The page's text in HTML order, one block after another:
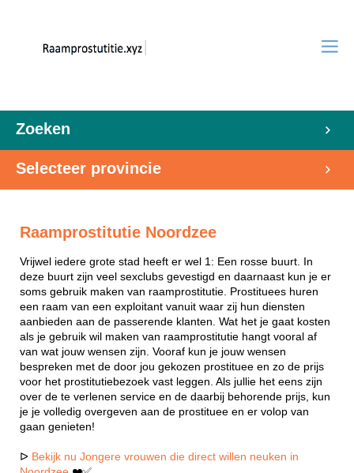
Zoeken
Selecteer provincie
Raamprostitutie Noordzee
Vrijwel iedere grote stad heeft er wel 1: Een rosse buurt. In
deze buurt zijn veel sexclubs gevestigd en daarnaast kun je er
soms gebruik maken van raamprostitutie. Prostituees huren
een raam van een exploitant vanuit waar zij hun diensten
aanbieden aan de passerende klanten. Wat het je gaat kosten
als je gebruik wil maken van raamprostitutie hangt vooral af
van wat jouw wensen zijn. Vooraf kun je jouw wensen
bespreken met de door jou gekozen prostituee en zo de prijs
voor het prostitutiebezoek vast leggen. Als jullie het eens zijn
over de te verlenen service en de daarbij behorende prijs, kun
je je volledig overgeven aan de prostituee en er volop van
gaan genieten!
ᐅ Bekijk nu Jongere vrouwen die direct willen neuken in